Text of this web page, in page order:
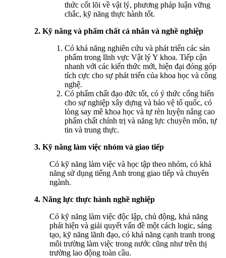
thức cốt lõi về vật lý, phương pháp luận vững
chắc, kỹ năng thực hành tốt.
2. Kỹ năng và phẩm chất cá nhân và nghề nghiệp
Có khả năng nghiên cứu và phát triển các sản
phẩm trong lĩnh vực Vật lý Y khoa. Tiếp cận
nhanh với các kiến thức mới, hiện đại đóng góp
tích cực cho sự phát triển của khoa học và công
nghệ.
Có phẩm chất đạo đức tốt, có ý thức cống hiến
cho sự nghiệp xây dựng và bảo vệ tổ quốc, có
lòng say mê khoa học và tự rèn luyện nâng cao
phẩm chất chính trị và năng lực chuyên môn, tự
tin và trung thực.
3. Kỹ năng làm việc nhóm và giao tiếp
Có kỹ năng làm việc và học tập theo nhóm, có khả
năng sử dụng tiếng Anh trong giao tiếp và chuyên
ngành.
4. Năng lực thực hành nghề nghiệp
Có kỹ năng làm việc độc lập, chủ động, khả năng
phát hiện và giải quyết vấn đề một cách logic, sáng
tạo, kỹ năng lãnh đạo, có khả năng cạnh tranh trong
môi trường làm việc trong nước cũng như trên thị
trường lao động toàn cầu.